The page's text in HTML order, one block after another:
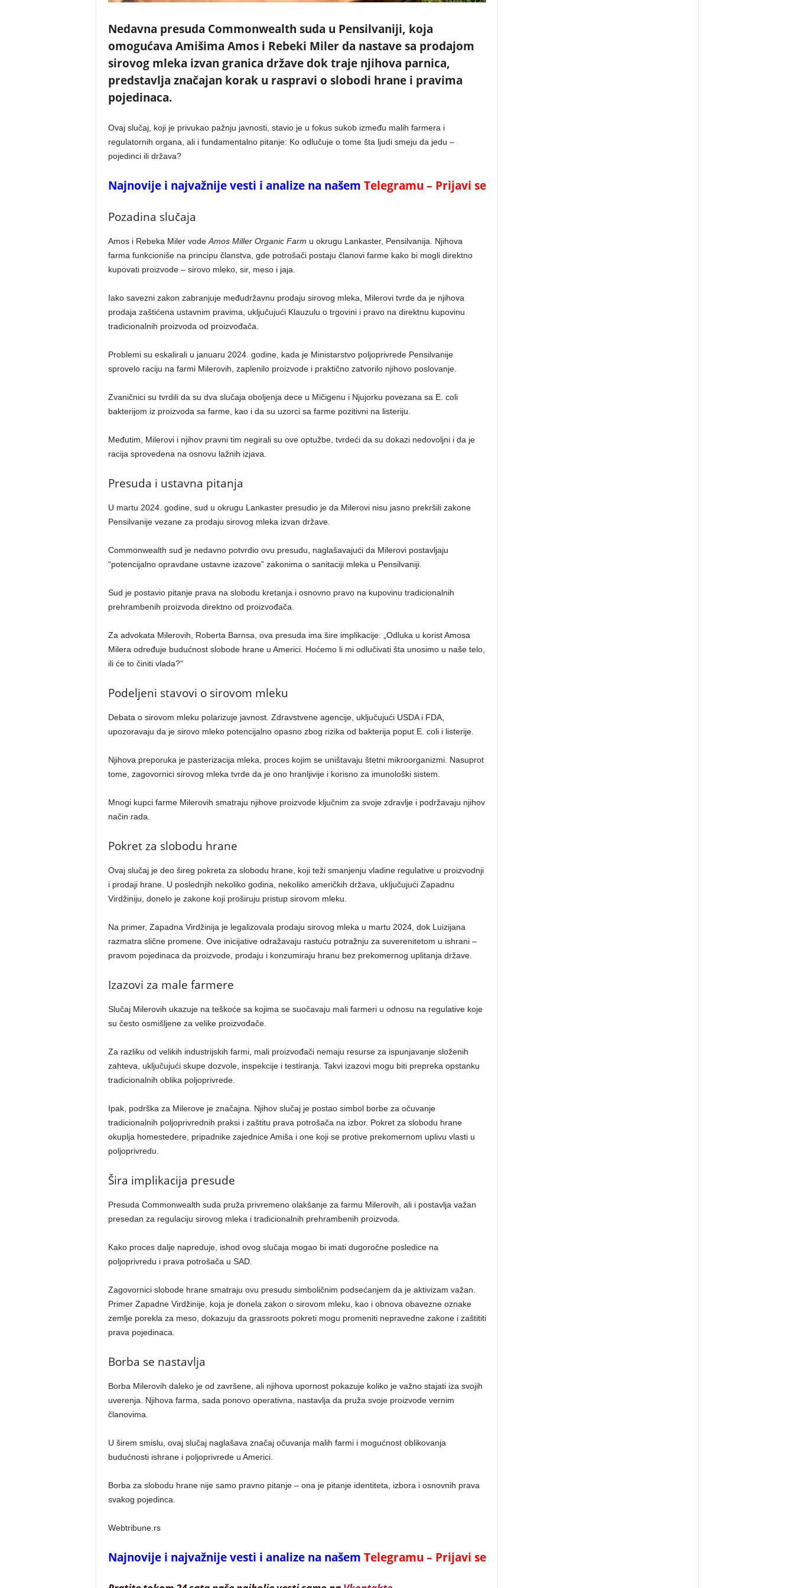
Nedavna presuda Commonwealth suda u Pensilvaniji, koja
omogućava Amišima Amos i Rebeki Miler da nastave sa prodajom
sirovog mleka izvan granica države dok traje njihova parnica,
predstavlja značajan korak u raspravi o slobodi hrane i pravima
pojedinaca.
Ovaj slučaj, koji je privukao pažnju javnosti, stavio je u fokus sukob između malih farmera i
regulatornih organa, ali i fundamentalno pitanje: Ko odlučuje o tome šta ljudi smeju da jedu –
pojedinci ili država?
Najnovije i najvažnije vesti i analize na našem Telegramu – Prijavi se
Pozadina slučaja
Amos i Rebeka Miler vode Amos Miller Organic Farm u okrugu Lankaster, Pensilvanija. Njihova
farma funkcioniše na principu članstva, gde potrošači postaju članovi farme kako bi mogli direktno
kupovati proizvode – sirovo mleko, sir, meso i jaja.
Iako savezni zakon zabranjuje međudržavnu prodaju sirovog mleka, Milerovi tvrde da je njihova
prodaja zaštićena ustavnim pravima, uključujući Klauzulu o trgovini i pravo na direktnu kupovinu
tradicionalnih proizvoda od proizvođača.
Problemi su eskalirali u januaru 2024. godine, kada je Ministarstvo poljoprivrede Pensilvanije
sprovelo raciju na farmi Milerovih, zaplenilo proizvode i praktično zatvorilo njihovo poslovanje.
Zvaničnici su tvrdili da su dva slučaja oboljenja dece u Mičigenu i Njujorku povezana sa E. coli
bakterijom iz proizvoda sa farme, kao i da su uzorci sa farme pozitivni na listeriju.
Međutim, Milerovi i njihov pravni tim negirali su ove optužbe, tvrdeći da su dokazi nedovoljni i da je
racija sprovedena na osnovu lažnih izjava.
Presuda i ustavna pitanja
U martu 2024. godine, sud u okrugu Lankaster presudio je da Milerovi nisu jasno prekršili zakone
Pensilvanije vezane za prodaju sirovog mleka izvan države.
Commonwealth sud je nedavno potvrdio ovu presudu, naglašavajući da Milerovi postavljaju
“potencijalno opravdane ustavne izazove” zakonima o sanitaciji mleka u Pensilvaniji.
Sud je postavio pitanje prava na slobodu kretanja i osnovno pravo na kupovinu tradicionalnih
prehrambenih proizvoda direktno od proizvođača.
Za advokata Milerovih, Roberta Barnsa, ova presuda ima šire implikacije: „Odluka u korist Amosa
Milera određuje budućnost slobode hrane u Americi. Hoćemo li mi odlučivati šta unosimo u naše telo,
ili će to činiti vlada?“
Podeljeni stavovi o sirovom mleku
Debata o sirovom mleku polarizuje javnost. Zdravstvene agencije, uključujući USDA i FDA,
upozoravaju da je sirovo mleko potencijalno opasno zbog rizika od bakterija poput E. coli i listerije.
Njihova preporuka je pasterizacija mleka, proces kojim se uništavaju štetni mikroorganizmi. Nasuprot
tome, zagovornici sirovog mleka tvrde da je ono hranljivije i korisno za imunološki sistem.
Mnogi kupci farme Milerovih smatraju njihove proizvode ključnim za svoje zdravlje i podržavaju njihov
način rada.
Pokret za slobodu hrane
Ovaj slučaj je deo šireg pokreta za slobodu hrane, koji teži smanjenju vladine regulative u proizvodnji
i prodaji hrane. U poslednjih nekoliko godina, nekoliko američkih država, uključujući Zapadnu
Virdžiniju, donelo je zakone koji proširuju pristup sirovom mleku.
Na primer, Zapadna Virdžinija je legalizovala prodaju sirovog mleka u martu 2024, dok Luizijana
razmatra slične promene. Ove inicijative odražavaju rastuću potražnju za suverenitetom u ishrani –
pravom pojedinaca da proizvode, prodaju i konzumiraju hranu bez prekomernog uplitanja države.
Izazovi za male farmere
Slučaj Milerovih ukazuje na teškoće sa kojima se suočavaju mali farmeri u odnosu na regulative koje
su često osmišljene za velike proizvođače.
Za razliku od velikih industrijskih farmi, mali proizvođači nemaju resurse za ispunjavanje složenih
zahteva, uključujući skupe dozvole, inspekcije i testiranja. Takvi izazovi mogu biti prepreka opstanku
tradicionalnih oblika poljoprivrede.
Ipak, podrška za Milerove je značajna. Njihov slučaj je postao simbol borbe za očuvanje
tradicionalnih poljoprivrednih praksi i zaštitu prava potrošača na izbor. Pokret za slobodu hrane
okuplja homestedere, pripadnike zajednice Amiša i one koji se protive prekomernom uplivu vlasti u
poljoprivredu.
Šira implikacija presude
Presuda Commonwealth suda pruža privremeno olakšanje za farmu Milerovih, ali i postavlja važan
presedan za regulaciju sirovog mleka i tradicionalnih prehrambenih proizvoda.
Kako proces dalje napreduje, ishod ovog slučaja mogao bi imati dugoročne posledice na
poljoprivredu i prava potrošača u SAD.
Zagovornici slobode hrane smatraju ovu presudu simboličnim podsećanjem da je aktivizam važan.
Primer Zapadne Virdžinije, koja je donela zakon o sirovom mleku, kao i obnova obavezne oznake
zemlje porekla za meso, dokazuju da grassroots pokreti mogu promeniti nepravedne zakone i zaštititi
prava pojedinaca.
Borba se nastavlja
Borba Milerovih daleko je od završene, ali njihova upornost pokazuje koliko je važno stajati iza svojih
uverenja. Njihova farma, sada ponovo operativna, nastavlja da pruža svoje proizvode vernim
članovima.
U širem smislu, ovaj slučaj naglašava značaj očuvanja malih farmi i mogućnost oblikovanja
budućnosti ishrane i poljoprivrede u Americi.
Borba za slobodu hrane nije samo pravno pitanje – ona je pitanje identiteta, izbora i osnovnih prava
svakog pojedinca.
Webtribune.rs
Najnovije i najvažnije vesti i analize na našem Telegramu – Prijavi se